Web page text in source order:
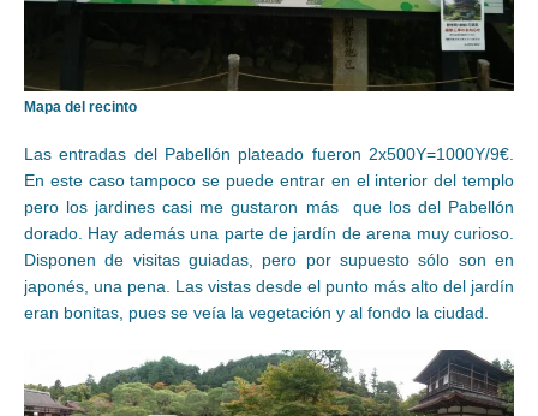
Mapa del recinto
Las entradas del Pabellón plateado fueron 2x500Y=1000Y/9€.
En este caso tampoco se puede entrar en el interior del templo
pero los jardines casi me gustaron más que los del Pabellón
dorado. Hay además una parte de jardín de arena muy curioso.
Disponen de visitas guiadas, pero por supuesto sólo son en
japonés, una pena. Las vistas desde el punto más alto del jardín
eran bonitas, pues se veía la vegetación y al fondo la ciudad.